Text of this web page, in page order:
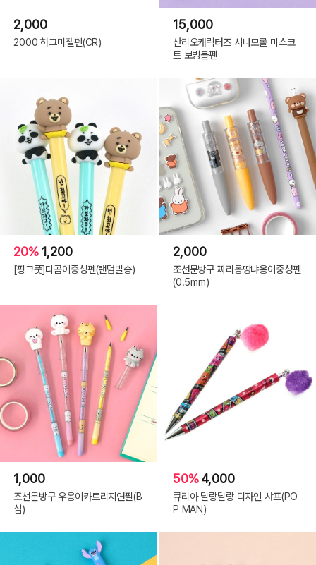
2,000
2000 허그미젤펜(CR)
15,000
산리오캐릭터즈 시나모롤 마스코
트 보빙볼펜
20% 1,200
[핑크풋]다곰이중성펜(랜덤발송)
2,000
조선문방구 짜리몽땅냐옹이중성펜
(0.5mm)
1,000
조선문방구 우옹이카트리지연필(B
심)
50%4,000
큐리아 달랑달랑 디자인 샤프(PO
P MAN)